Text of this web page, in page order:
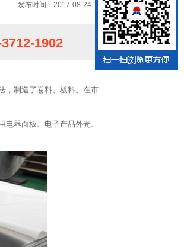
发布时间：2017-08-24 16:58
1902
，制造了卷料、板料。在市
器面板、电子产品外壳、